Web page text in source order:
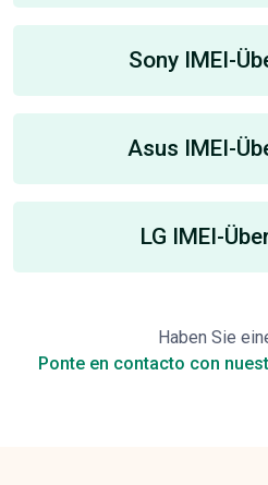
Sony IMEI-
Asus IMEI-
LG IMEI-
Haben Sie
Ponte en contacto con